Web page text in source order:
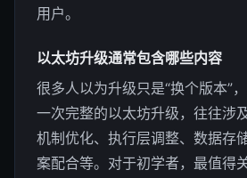
用户。
以太坊升级通常包含哪些内容
很多人以为升级只是“换个版本”
一次完整的以太坊升级，往往涉
机制优化、执行层调整、数据存
案配合等。对于初学者，最值得